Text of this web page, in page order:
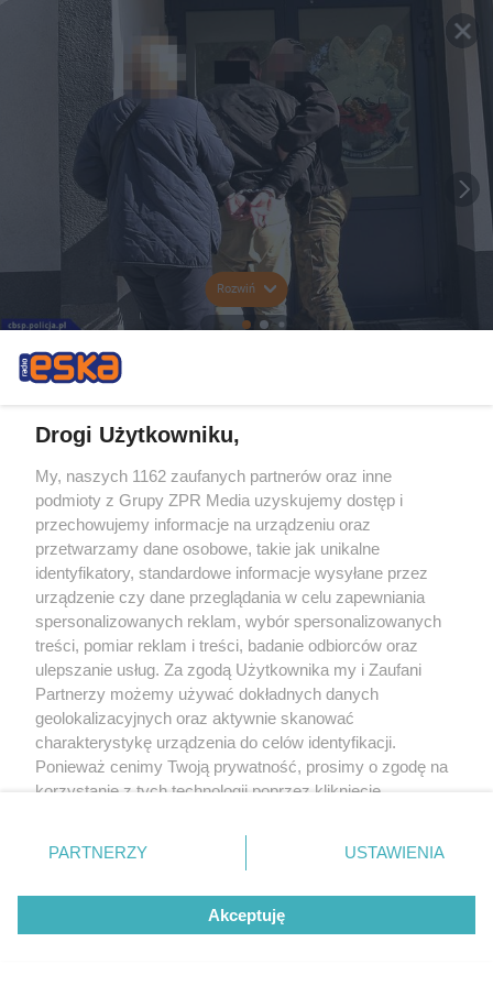
Rozwiń
Drogi Użytkowniku,
My, naszych 1162 zaufanych partnerów oraz inne
podmioty z Grupy ZPR Media uzyskujemy dostęp i
przechowujemy informacje na urządzeniu oraz
przetwarzamy dane osobowe, takie jak unikalne
identyfikatory, standardowe informacje wysyłane przez
urządzenie czy dane przeglądania w celu zapewniania
spersonalizowanych reklam, wybór spersonalizowanych
treści, pomiar reklam i treści, badanie odbiorców oraz
ulepszanie usług. Za zgodą Użytkownika my i Zaufani
Partnerzy możemy używać dokładnych danych
geolokalizacyjnych oraz aktywnie skanować
charakterystykę urządzenia do celów identyfikacji.
Ponieważ cenimy Twoją prywatność, prosimy o zgodę na
korzystanie z tych technologii poprzez kliknięcie
zmienić/wycofać klikając przycisk ustawień prywatności
znajdujący się w lewym dolnym rogu strony
rodzaje przetwarzania danych nie wymagają zgody
użytkownika, ale masz prawo sprzeciwić się takiemu
przetwarzaniu. Preferencje będą miały zastosowanie tylko
PARTNERZY USTAWIENIA
Akceptuję